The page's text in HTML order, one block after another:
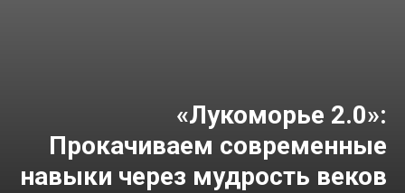
«Лукоморье 2.0»:
Прокачиваем современные
навыки через мудрость веков